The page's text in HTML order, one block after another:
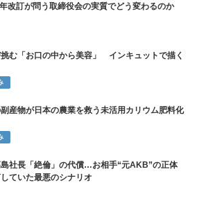
改訂が問う取締役会の実質でどう変わるのか
む「お口の中から美容」 インキュットで描く
産物が日本の農業を救う未活用カリウム肥料化
社長「絶倫」の代償…お相手“元AKB”の正体
ていた最悪のシナリオ